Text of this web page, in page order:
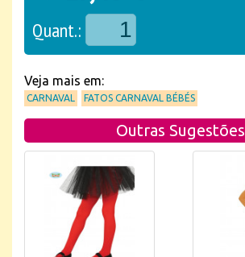
Quant.:
Veja mais em:
CARNAVAL FATOS CARNAVAL BÉBÉS
Outras Sugestões